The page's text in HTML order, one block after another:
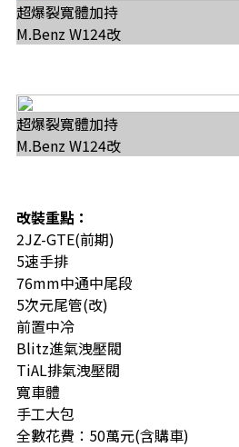
超爆裂寬體加持
M.Benz W124改
超爆裂寬體加持
M.Benz W124改
改裝重點：
2JZ-GTE(前期)
5速手排
76mm中通中尾段
5次元尾管(改)
前置中冷
Blitz進氣洩壓閥
TiAL排氣洩壓閥
寬車體
手工大包
全數花費：50萬元(含購車)